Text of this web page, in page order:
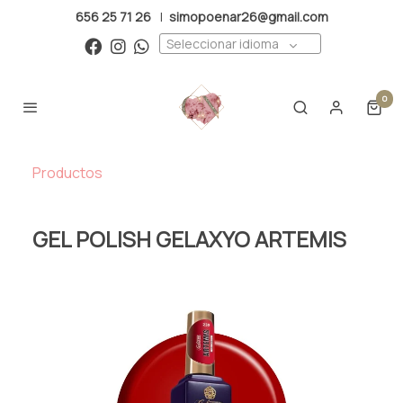
656 25 71 26 | simopoenar26@gmail.com
Seleccionar idioma
0
Productos
GEL POLISH GELAXYO ARTEMIS